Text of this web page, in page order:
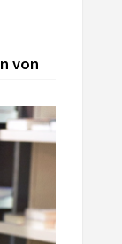
von